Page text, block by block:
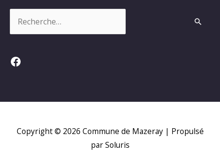
Facebook
Copyright © 2026 Commune de Mazeray| Propulsé
par Soluris